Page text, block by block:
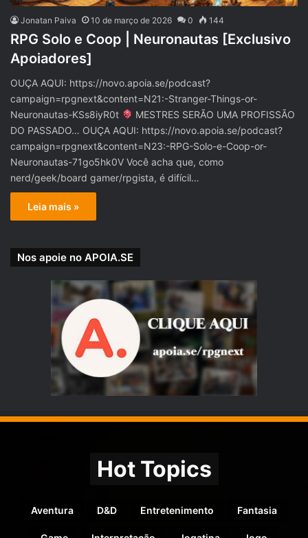
Jonatan Paiva 10 de março de 2026 0 144
RPG Solo e Coop | Neuronautas [Exclusivo
Apoiadores]
OUÇA AQUI: https://novo.apoia.se/podcast?
campaign=rpgnext&content=N21:-Stranger-Things-or-
Neuronautas-KSs8iyR0t
MESTRES SERÃO UMA PROFISSÃO
DO PASSADO… OUÇA AQUI: https://novo.apoia.se/podcast?
campaign=rpgnext&content=N23:-RPG-Solo-e-Coop-or-
Neuronautas-71go5hk0V Você acha que, como
nerd/geek/board gamer/rpgista, é difícil…
Leia mais »
Nos apoie no APOIA.SE
Hot Topics
Aventura D&D Entretenimento Fantasia